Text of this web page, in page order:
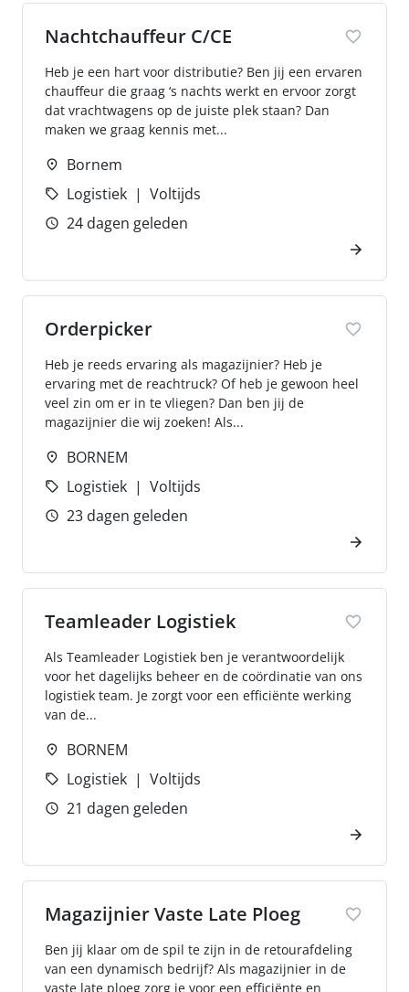
Nachtchauffeur C/CE
Heb je een hart voor distributie? Ben jij een ervaren
chauffeur die graag ‘s nachts werkt en ervoor zorgt
dat vrachtwagens op de juiste plek staan? Dan
maken we graag kennis met...
Bornem
Logistiek
Voltijds
24 dagen geleden
Orderpicker
Heb je reeds ervaring als magazijnier? Heb je
ervaring met de reachtruck? Of heb je gewoon heel
veel zin om er in te vliegen? Dan ben jij de
magazijnier die wij zoeken! Als...
BORNEM
Logistiek
Voltijds
23 dagen geleden
Teamleader Logistiek
Als Teamleader Logistiek ben je verantwoordelijk
voor het dagelijks beheer en de coördinatie van ons
logistiek team. Je zorgt voor een efficiënte werking
van de...
BORNEM
Logistiek
Voltijds
21 dagen geleden
Magazijnier Vaste Late Ploeg
Ben jij klaar om de spil te zijn in de retourafdeling
van een dynamisch bedrijf? Als magazijnier in de
vaste late ploeg zorg je voor een efficiënte en